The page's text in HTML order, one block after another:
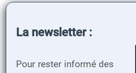
La newsletter :
Pour rester informé des